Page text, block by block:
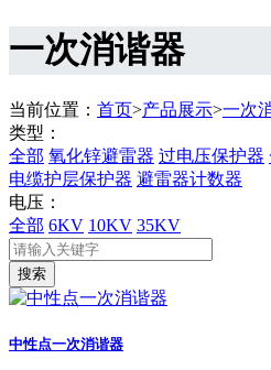
一次消谐器
当前位置： 首页>产品展示>一次
类型：
全部 氧化锌避雷器 过电压保护器
电缆护层保护器 避雷器计数器
电压：
全部 6KV 10KV 35KV
搜索
中性点一次消谐器